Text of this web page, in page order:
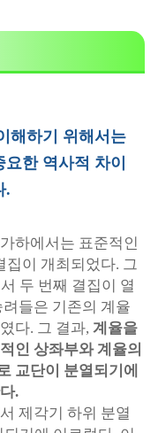
해하기 위해서는
한 역사적 차이
.
하에서는 표준적인
집이 개최되었다. 그
두 번째 결집이 열
들은 기존의 계율
다. 그 결과, 계율을
인 상좌부와 계율의
교단이 분열되기에
.
제각기 하위 분열